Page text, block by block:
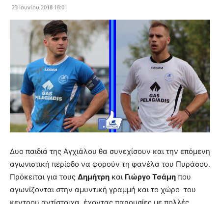
23 Ιουνίου 2018 18:01
Δυο παιδιά της Αγχιάλου θα συνεχίσουν και την επόμενη
αγωνιστική περίοδο να φορούν τη φανέλα του Πυράσου.
Πρόκειται για τους Δημήτρη και Γιώργο Τσάμη που
αγωνίζονται στην αμυντική γραμμή και το χώρο του